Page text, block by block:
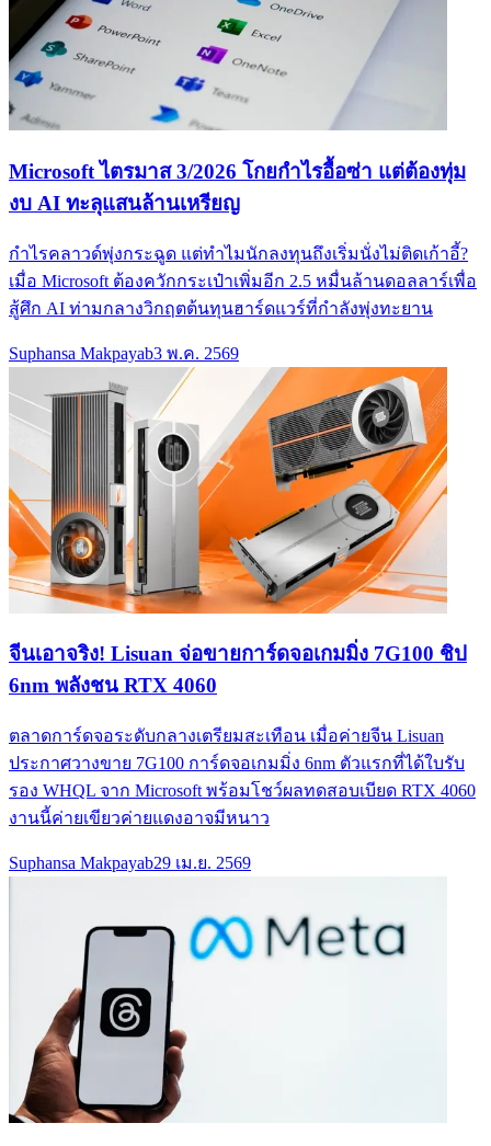
Microsoft ไตรมาส 3/2026 โกยกำไรอื้อซ่า แต่ต้องทุ่ม
งบ AI ทะลุแสนล้านเหรียญ
กำไรคลาวด์พุ่งกระฉูด แต่ทำไมนักลงทุนถึงเริ่มนั่งไม่ติดเก้าอี้?
เมื่อ Microsoft ต้องควักกระเป๋าเพิ่มอีก 2.5 หมื่นล้านดอลลาร์เพื่อ
สู้ศึก AI ท่ามกลางวิกฤตต้นทุนฮาร์ดแวร์ที่กำลังพุ่งทะยาน
Suphansa Makpayab3 พ.ค. 2569
จีนเอาจริง! Lisuan จ่อขายการ์ดจอเกมมิ่ง 7G100 ชิป
6nm พลังชน RTX 4060
ตลาดการ์ดจอระดับกลางเตรียมสะเทือน เมื่อค่ายจีน Lisuan
ประกาศวางขาย 7G100 การ์ดจอเกมมิ่ง 6nm ตัวแรกที่ได้ใบรับ
รอง WHQL จาก Microsoft พร้อมโชว์ผลทดสอบเบียด RTX 4060
งานนี้ค่ายเขียวค่ายแดงอาจมีหนาว
Suphansa Makpayab29 เม.ย. 2569